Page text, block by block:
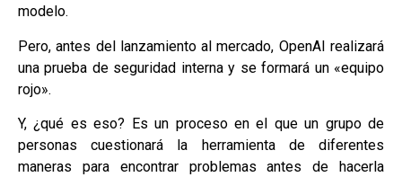
modelo.
Pero, antes del lanzamiento al mercado, OpenAI realizará
una prueba de seguridad interna y se formará un «equipo
rojo».
Y, ¿qué es eso? Es un proceso en el que un grupo de
personas cuestionará la herramienta de diferentes
maneras para encontrar problemas antes de hacerla